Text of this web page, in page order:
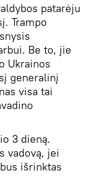
patarėju
Trampo
Be to, jie
Ukrainos
generalinį
visa tai
3 dieną.
vadovą, jei
išrinktas